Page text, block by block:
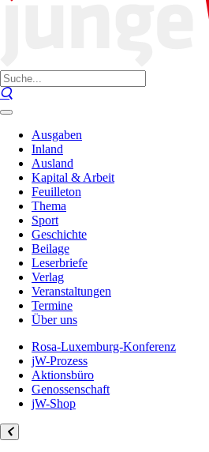
Ausgaben
Inland
Ausland
Kapital & Arbeit
Feuilleton
Thema
Sport
Geschichte
Beilage
Leserbriefe
Verlag
Veranstaltungen
Termine
Über uns
Rosa-Luxemburg-Konferenz
jW-Prozess
Aktionsbüro
Genossenschaft
jW-Shop